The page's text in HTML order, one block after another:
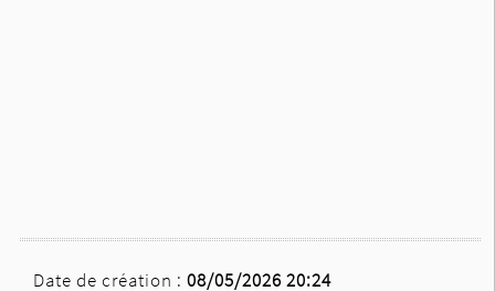
Date de création : 08/05/2026 20:24